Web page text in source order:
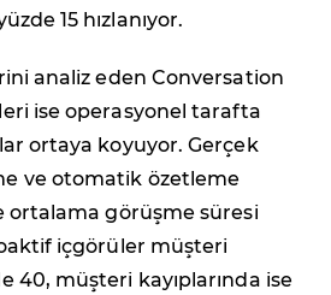
15 hızlanıyor.
analiz eden Conversation
ise operasyonel tarafta
ortaya koyuyor. Gerçek
ve otomatik özetleme
ortalama görüşme süresi
içgörüler müşteri
40, müşteri kayıplarında ise